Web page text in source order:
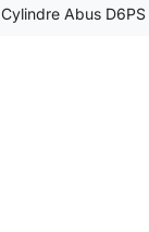
Cylindre Abus